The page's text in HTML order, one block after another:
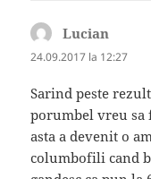
Lucian
24.09.2017 la 12:27
Sarind peste
porumbel vreu sa
asta a devenit o
columbofili cand